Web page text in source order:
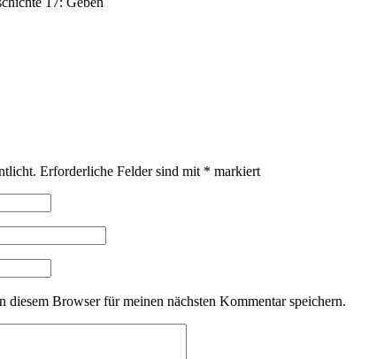
Erforderliche Felder sind mit * markiert
Browser für meinen nächsten Kommentar speichern.